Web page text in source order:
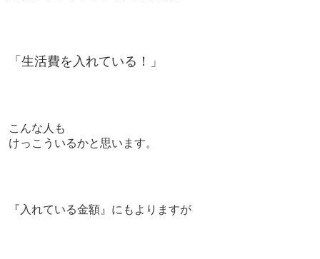
「生活費を入れている！」
こんな人も
けっこういるかと思います。
『入れている金額』にもよりますが